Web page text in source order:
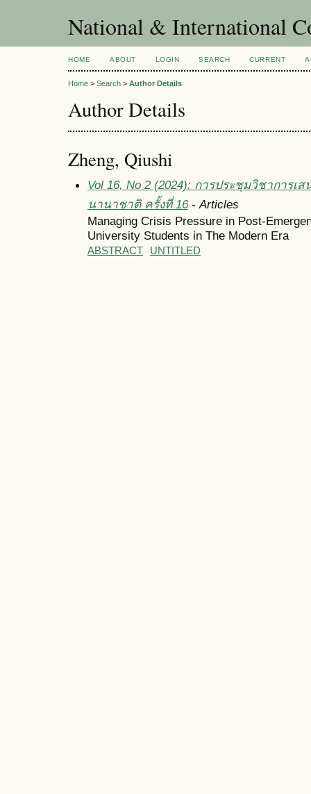
National & International
HOME ABOUT LOGIN SEARCH CURRENT
Home > Search > Author Details
Author Details
Zheng, Qiushi
Vol 16, No 2 (2024): การประชุมวิชาการเ
นานาชาติ ครั้งที่ 16- Articles
Managing Crisis Pressure in Post-
University Students in The Modern Era
ABSTRACT UNTITLED